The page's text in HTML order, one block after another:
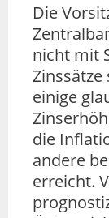
Die
nicht mit
einige
die
andere
erreicht.